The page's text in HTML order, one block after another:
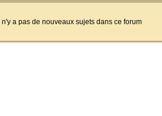
Il n'y a pas de nouveaux sujets dans ce forum